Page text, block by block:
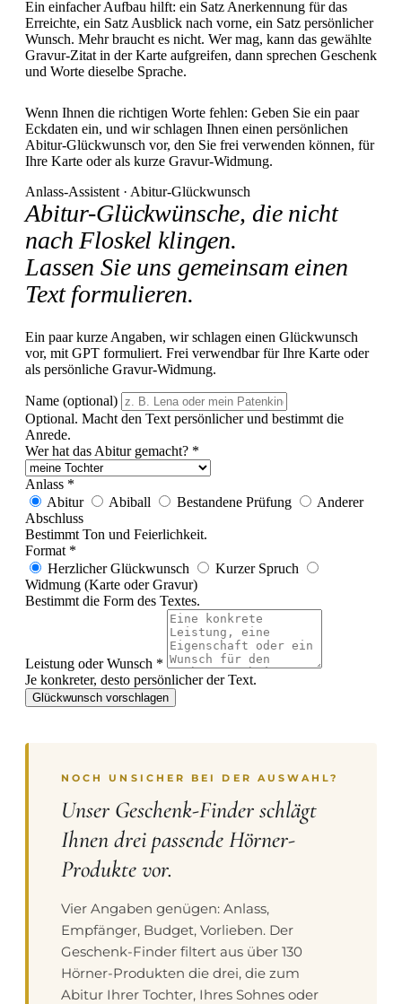
Ein einfacher Aufbau hilft: ein Satz Anerkennung für das
Erreichte, ein Satz Ausblick nach vorne, ein Satz persönlicher
Wunsch. Mehr braucht es nicht. Wer mag, kann das gewählte
Gravur-Zitat in der Karte aufgreifen, dann sprechen Geschenk
und Worte dieselbe Sprache.
Wenn Ihnen die richtigen Worte fehlen: Geben Sie ein paar
Eckdaten ein, und wir schlagen Ihnen einen persönlichen
Abitur-Glückwunsch vor, den Sie frei verwenden können, für
Ihre Karte oder als kurze Gravur-Widmung.
Anlass-Assistent · Abitur-Glückwunsch
Abitur-Glückwünsche, die nicht
nach Floskel klingen.
Lassen Sie uns gemeinsam einen
Text formulieren.
Ein paar kurze Angaben, wir schlagen einen Glückwunsch
vor, mit GPT formuliert. Frei verwendbar für Ihre Karte oder
als persönliche Gravur-Widmung.
Name (optional)
Optional. Macht den Text persönlicher und bestimmt die
Anrede.
Wer hat das Abitur gemacht? *
Anlass *
Abitur
Abiball Bestandene Prüfung
Anderer
Abschluss
Bestimmt Ton und Feierlichkeit.
Format *
Herzlicher Glückwunsch
Kurzer Spruch
Widmung (Karte oder Gravur)
Bestimmt die Form des Textes.
Leistung oder Wunsch *
Je konkreter, desto persönlicher der Text.
Glückwunsch vorschlagen
NOCH UNSICHER BEI DER AUSWAHL?
Unser Geschenk-Finder schlägt
Ihnen drei passende Hörner-
Produkte vor.
Vier Angaben genügen: Anlass,
Empfänger, Budget, Vorlieben. Der
Geschenk-Finder filtert aus über 130
Hörner-Produkten die drei, die zum
Abitur Ihrer Tochter, Ihres Sohnes oder